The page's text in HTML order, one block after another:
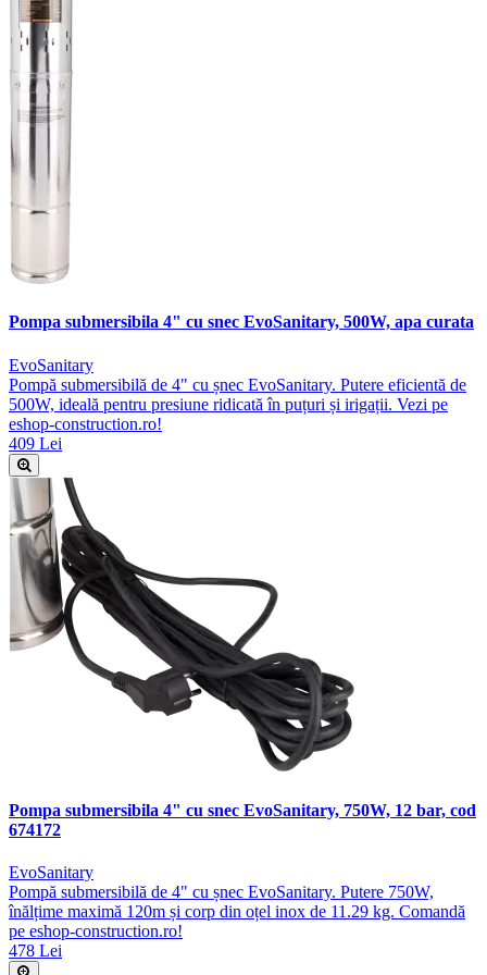
Pompa submersibila 4" cu snec EvoSanitary, 500W, apa curata
EvoSanitary
Pompă submersibilă de 4" cu șnec EvoSanitary. Putere eficientă de
500W, ideală pentru presiune ridicată în puțuri și irigații. Vezi pe
eshop-construction.ro!
409 Lei
Pompa submersibila 4" cu snec EvoSanitary, 750W, 12 bar, cod
674172
EvoSanitary
Pompă submersibilă de 4" cu șnec EvoSanitary. Putere 750W,
înălțime maximă 120m și corp din oțel inox de 11.29 kg. Comandă
pe eshop-construction.ro!
478 Lei